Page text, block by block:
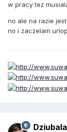
w pracy tez
no ale na razie
no i zaczelam
Dziubala